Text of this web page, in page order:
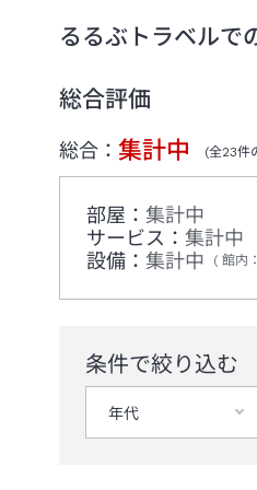
るるぶトラベルで
総合評価
総合： 集計中 (全23件
部屋： 集計中
サービス： 集計中
設備： 集計中 館内 ：
条件で絞り込む
年代